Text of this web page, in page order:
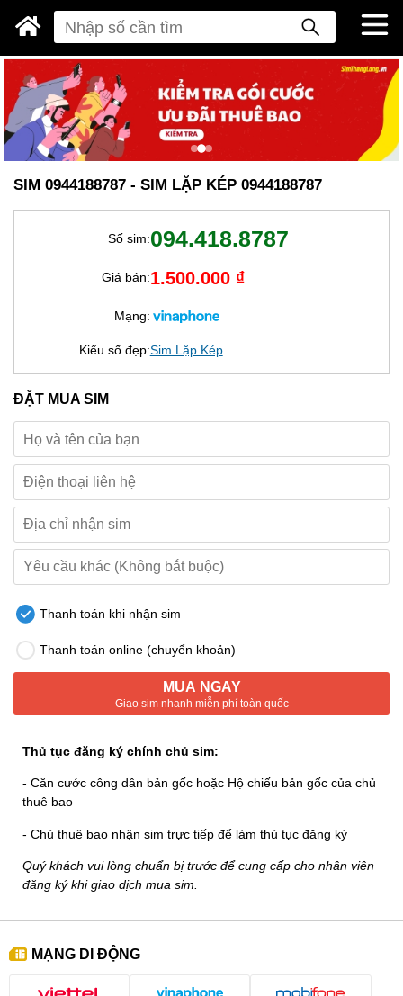
SIM 0944188787 - SIM LẶP KÉP 0944188787
Số sim:094.418.8787
Giá bán:1.500.000 ₫
Mạng:
Kiểu số đẹp:Sim Lặp Kép
ĐẶT MUA SIM
Thanh toán khi nhận sim
Thanh toán online (chuyển khoản)
MUA NGAY
Giao sim nhanh miễn phí toàn quốc
Thủ tục đăng ký chính chủ sim:
- Căn cước công dân bản gốc hoặc Hộ chiếu bản gốc của chủ
thuê bao
- Chủ thuê bao nhận sim trực tiếp để làm thủ tục đăng ký
Quý khách vui lòng chuẩn bị trước để cung cấp cho nhân viên
đăng ký khi giao dịch mua sim.
MẠNG DI ĐỘNG